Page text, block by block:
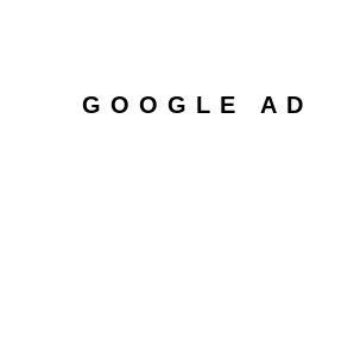
GOOGLE AD